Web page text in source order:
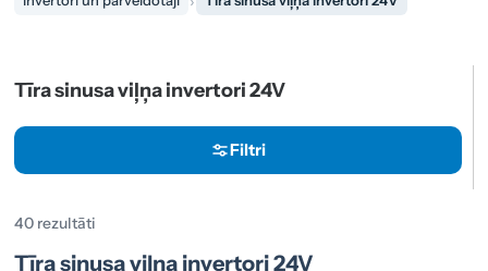
Tīra sinusa viļņa invertori 24V
Filtri
40 rezultāti
Tīra sinusa viļņa invertori 24V